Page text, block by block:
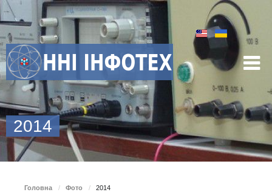
2014
Головна / Фото / 2014